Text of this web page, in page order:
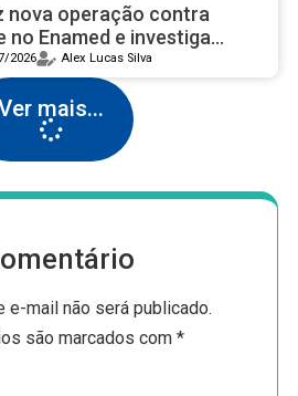
nova operação contra
no Enamed e investiga
suspeitos de usar
2026 Alex Lucas Silva
mais...
e-mail não será publicado.
são marcados com*